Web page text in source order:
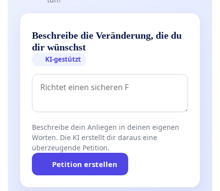
Beschreibe die Veränderung, die du
dir wünschst
KI-gestützt
Beschreibe dein Anliegen in deinen eigenen
Worten. Die KI erstellt dir daraus eine
überzeugende Petition.
Petition erstellen